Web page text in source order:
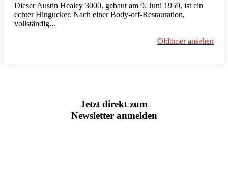
Dieser Austin Healey 3000, gebaut am 9. Juni 1959, ist ein
echter Hingucker. Nach einer Body-off-Restauration,
vollständig...
Oldtimer ansehen
Jetzt direkt zum
Newsletter anmelden